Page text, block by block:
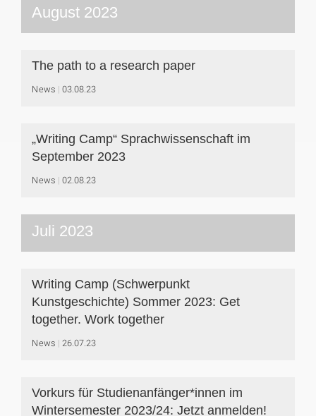
August 2023
The path to a research paper
News 03.08.23
„Writing Camp“ Sprachwissenschaft im
September 2023
News 02.08.23
Juli 2023
Writing Camp (Schwerpunkt
Kunstgeschichte) Sommer 2023: Get
together. Wor k together
News 26.07.23
Vorkurs für Studienanfänger*innen im
Wintersemester 2023/24: Jetzt anmelden!